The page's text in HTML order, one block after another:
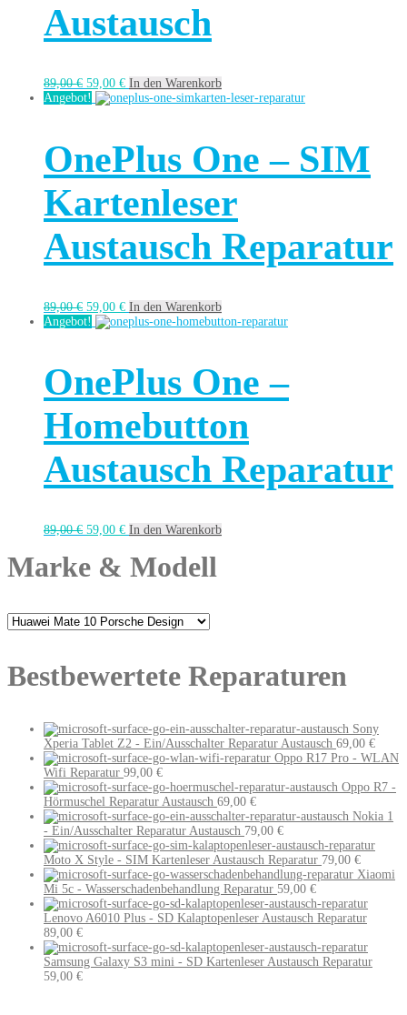
Austausch
89,00€ 59,00 € In den Warenkorb
Angebot!
OnePlus One – SIM
Kartenleser
Austausch Reparatur
89,00€ 59,00 € In den Warenkorb
Angebot!
OnePlus One –
Homebutton
Austausch Reparatur
89,00€ 59,00 € In den Warenkorb
Marke & Modell
Bestbewertete Reparaturen
Sony
Xperia Tablet Z2 - Ein/Ausschalter Reparatur Austausch 69,00 €
Oppo R17 Pro - WLAN
Wifi Reparatur 99,00 €
Oppo R7 -
Hörmuschel Reparatur Austausch 69,00 €
Nokia 1
- Ein/Ausschalter Reparatur Austausch 79,00 €
Moto X Style - SIM Kartenleser Austausch Reparatur 79,00 €
Xiaomi
Mi 5c - Wasserschadenbehandlung Reparatur 59,00 €
Lenovo A6010 Plus - SD Kalaptopenleser Austausch Reparatur
89,00 €
Samsung Galaxy S3 mini - SD Kartenleser Austausch Reparatur
59,00 €